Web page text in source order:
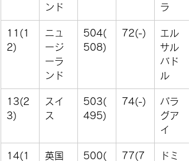
ンド
ラ
11(1
2)
ニュ
ージ
ーラ
ンド
504(
508)
72(-)
エル
サル
バド
ル
13(2
3)
スイ
ス
503(
495)
74(-)
パラ
グア
イ
14(1
英国
500(
77(7
ドミ